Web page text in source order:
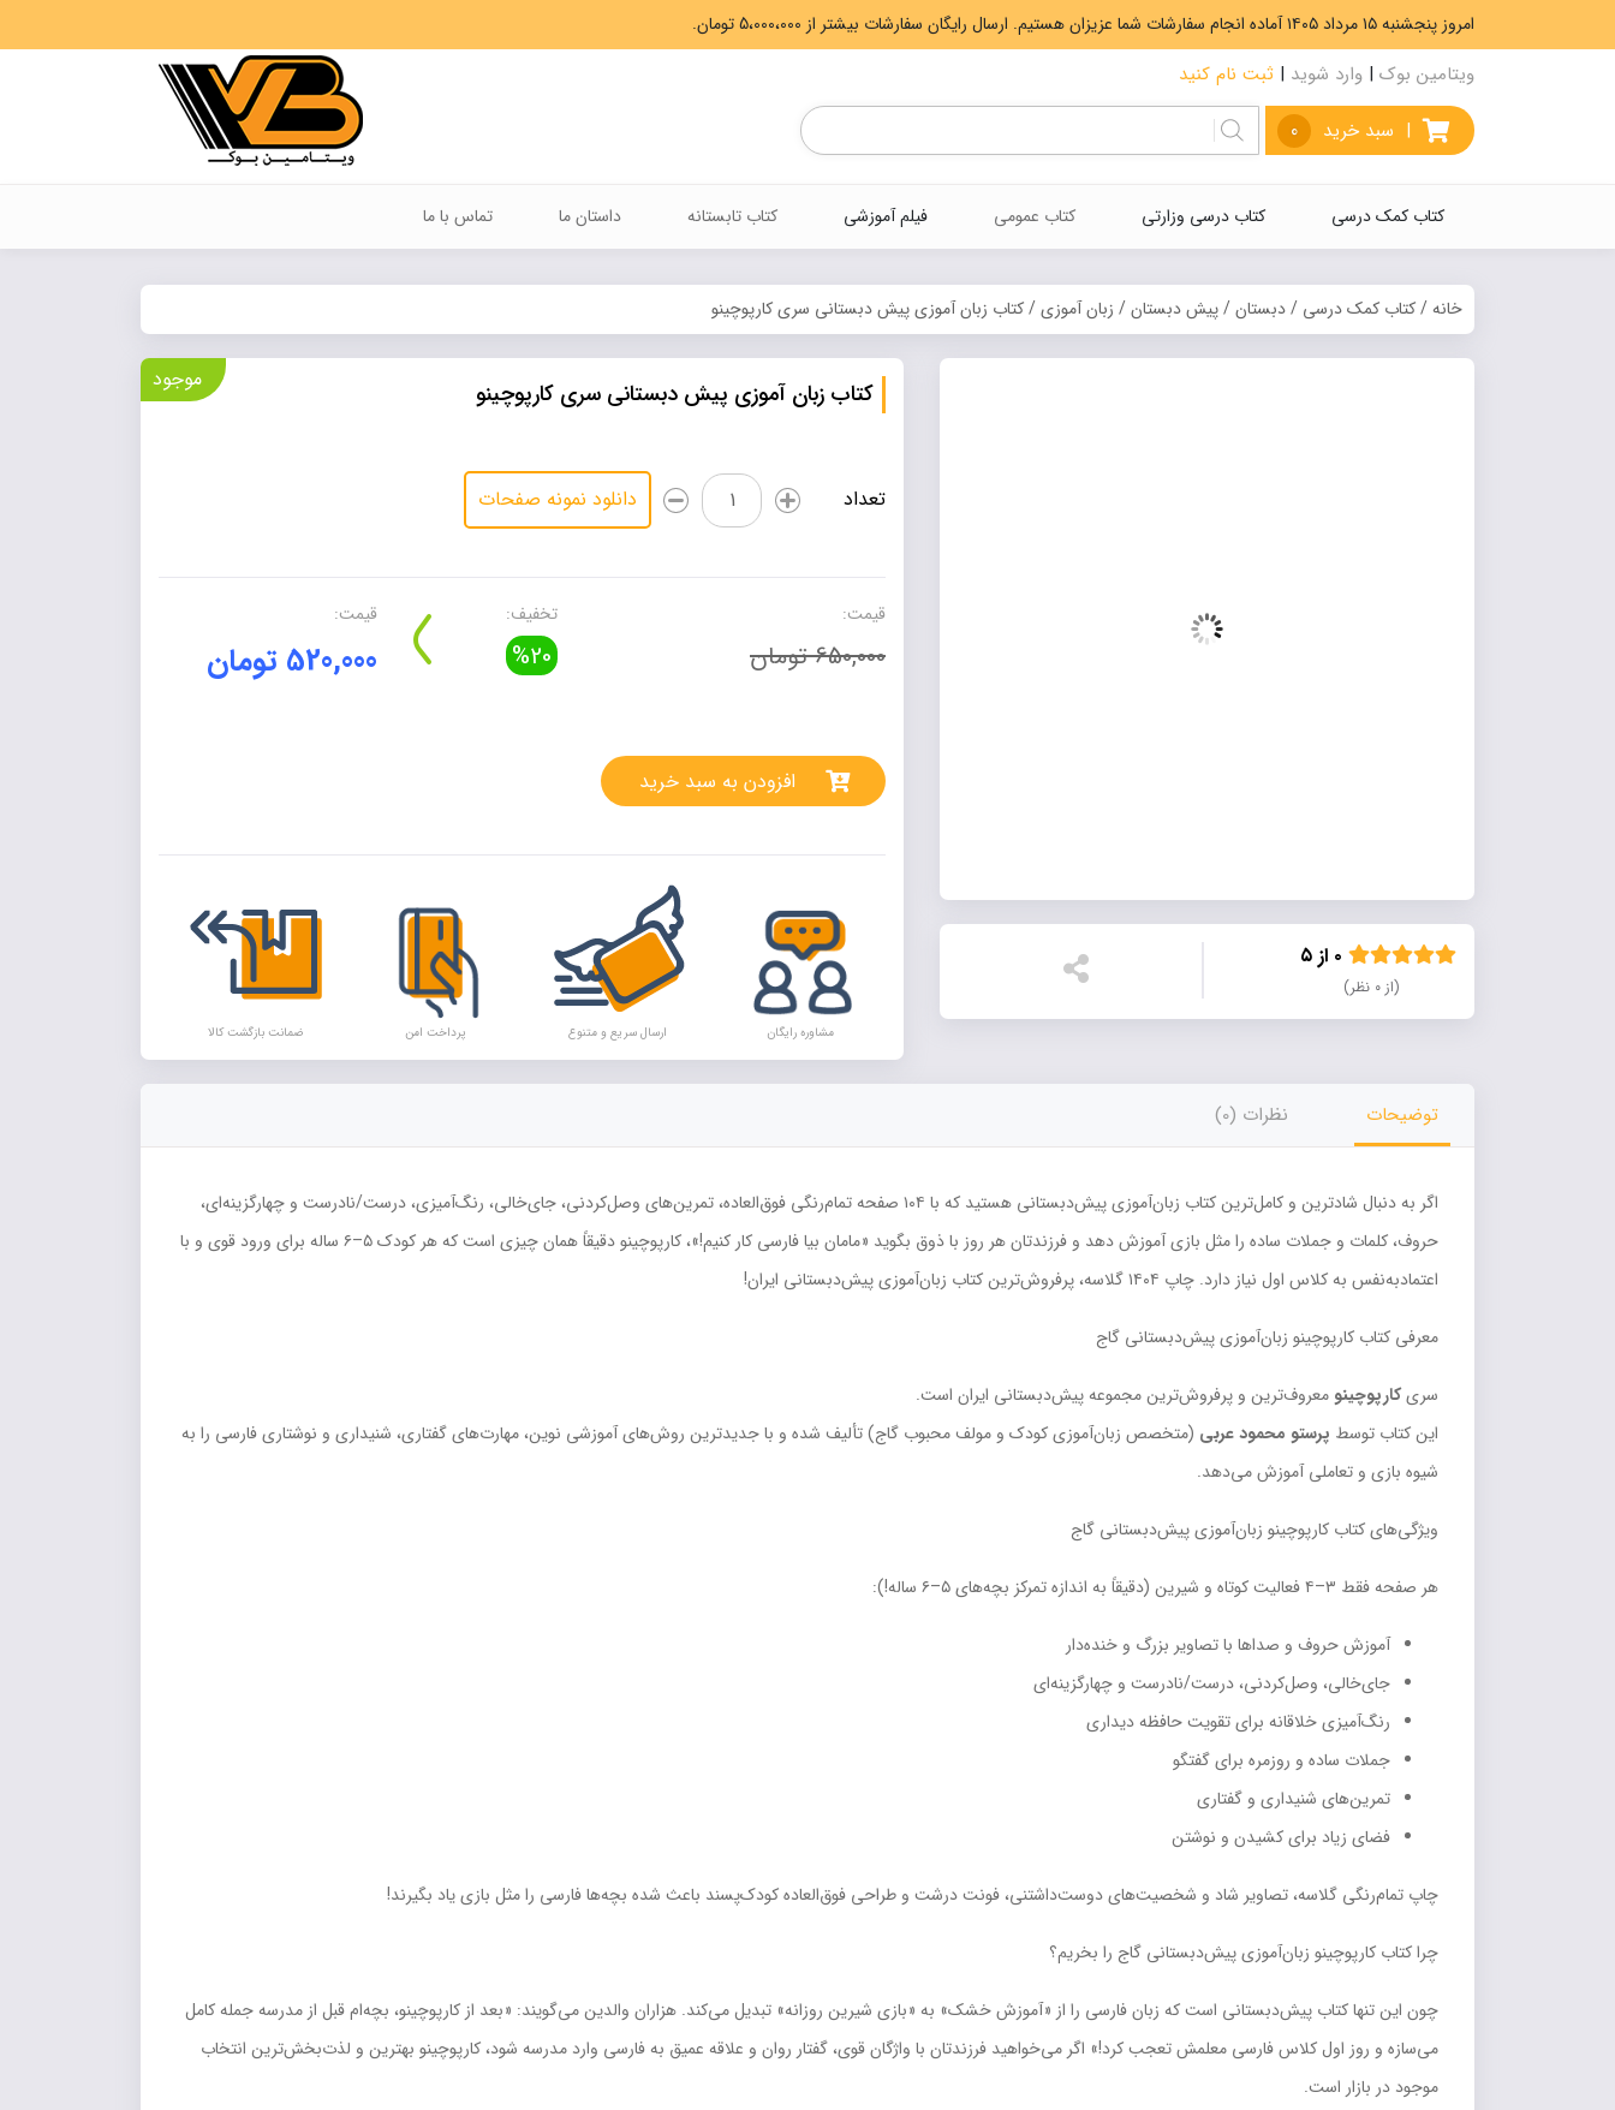
امروز پنجشنبه ۱۵ مرداد ۱۴۰۵ آماده انجام سفارشات شما عزیزان هستیم. ارسال رایگان سفارشات بیشتر از 5،000،000 تومان.
ویتامین بوک | وارد شوید | ثبت نام کنید
| سبد خرید 0
Products
search
کتاب کمک درسی کتاب درسی وزارتی کتاب عمومی فیلم آموزشی کتاب تابستانه داستان ما تماس با ما
خانه/کتاب کمک درسی /دبستان/پیش دبستان/ زبان آموزی/ کتاب زبان آموزی پیش دبستانی سری کارپوچینو
(از ۰ نظر)
کتاب زبان آموزی پیش دبستانی سری کارپوچینو موجود
تعداد
کتاب
زبان
پیش
کارپوچینو
دانلود نمونه صفحات
قیمت:
650,000 تومان
تخفیف:
%20
قیمت:
520,000 تومان
افزودن به سبد خرید
مشاوره رایگان ارسال سریع و متنوع پرداخت امن ضمانت بازگشت کالا
توضیحات نظرات (0)
اگر به دنبال شادترین و کامل‌ترین کتاب زبان‌آموزی پیش‌دبستانی هستید که با ۱۰۴ صفحه تمام‌رنگی فوق‌العاده، تمرین‌های وصل‌کردنی، جای‌خالی، رنگ‌آمیزی، درست/نادرست و چهارگزینه‌ای،
حروف، کلمات و جملات ساده را مثل بازی آموزش دهد و فرزندتان هر روز با ذوق بگوید «مامان بیا فارسی کار کنیم!»، کارپوچینو دقیقاً همان چیزی است که هر کودک ۵–۶ ساله برای ورود قوی و با
اعتمادبه‌نفس به کلاس اول نیاز دارد. چاپ ۱۴۰۴ گلاسه، پرفروش‌ترین کتاب زبان‌آموزی پیش‌دبستانی ایران!
معرفی کتاب کارپوچینو زبان‌آموزی پیش‌دبستانی گاج
سریکارپوچینو معروف‌ترین و پرفروش‌ترین مجموعه پیش‌دبستانی ایران است.
این کتاب توسط پرستو محمود عربی (متخصص زبان‌آموزی کودک و مولف محبوب گاج) تألیف شده و با جدیدترین روش‌های آموزشی نوین، مهارت‌های گفتاری، شنیداری و نوشتاری فارسی را به
شیوه بازی و تعاملی آموزش می‌دهد.
ویژگی‌های کتاب کارپوچینو زبان‌آموزی پیش‌دبستانی گاج
هر صفحه فقط ۳–۴ فعالیت کوتاه و شیرین (دقیقاً به اندازه تمرکز بچه‌های ۵–۶ ساله!):
آموزش حروف و صداها با تصاویر بزرگ و خنده‌دار
جای‌خالی، وصل‌کردنی، درست/نادرست و چهارگزینه‌ای
رنگ‌آمیزی خلاقانه برای تقویت حافظه دیداری
جملات ساده و روزمره برای گفتگو
تمرین‌های شنیداری و گفتاری
فضای زیاد برای کشیدن و نوشتن
چاپ تمام‌رنگی گلاسه، تصاویر شاد و شخصیت‌های دوست‌داشتنی، فونت درشت و طراحی فوق‌العاده کودک‌پسند باعث شده بچه‌ها فارسی را مثل بازی یاد بگیرند!
چرا کتاب کارپوچینو زبان‌آموزی پیش‌دبستانی گاج را بخریم؟
چون این تنها کتاب پیش‌دبستانی است که زبان فارسی را از «آموزش خشک» به «بازی شیرین روزانه» تبدیل می‌کند. هزاران والدین می‌گویند: «بعد از کارپوچینو، بچه‌ام قبل از مدرسه جمله کامل
می‌سازه و روز اول کلاس فارسی معلمش تعجب کرد!» اگر می‌خواهید فرزندتان با واژگان قوی، گفتار روان و علاقه عمیق به فارسی وارد مدرسه شود، کارپوچینو بهترین و لذت‌بخش‌ترین انتخاب
موجود در بازار است.